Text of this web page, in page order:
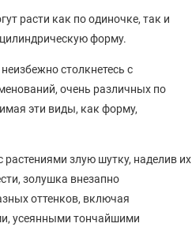
расти как по одиночке, так и
форму.
столкнетесь с
очень различных по
эти виды, как форму,
злую шутку, наделив их
золушка внезапно
оттенков, включая
усеянными тончайшими